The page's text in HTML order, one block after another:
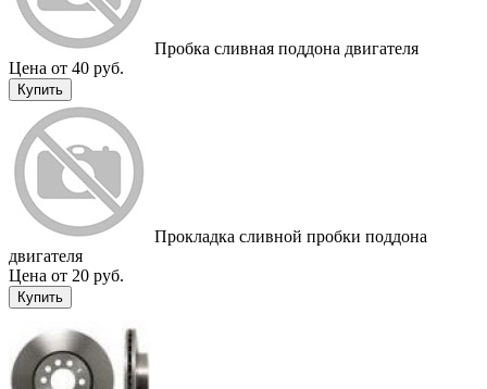
Пробка сливная поддона двигателя
Цена от 40 руб.
Купить
Прокладка сливной пробки поддона
двигателя
Цена от 20 руб.
Купить